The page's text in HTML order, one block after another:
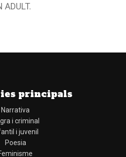
ADULT.
principals
Narrativa
i criminal
i juvenil
Poesia